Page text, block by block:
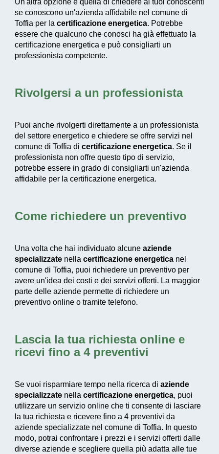
Un'altra opzione è quella di chiedere ai tuoi conoscenti
se conoscono un'azienda affidabile nel comune di
Toffia per la certificazione energetica. Potrebbe
essere che qualcuno che conosci ha già effettuato la
certificazione energetica e può consigliarti un
professionista competente.
Rivolgersi a un professionista
Puoi anche rivolgerti direttamente a un professionista
del settore energetico e chiedere se offre servizi nel
comune di Toffia di certificazione energetica. Se il
professionista non offre questo tipo di servizio,
potrebbe essere in grado di consigliarti un'azienda
affidabile per la certificazione energetica.
Come richiedere un preventivo
Una volta che hai individuato alcune aziende
specializzate nella certificazione energetica nel
comune di Toffia, puoi richiedere un preventivo per
avere un'idea dei costi e dei servizi offerti. La maggior
parte delle aziende permette di richiedere un
preventivo online o tramite telefono.
Lascia la tua richiesta online e
ricevi fino a 4 preventivi
Se vuoi risparmiare tempo nella ricerca di aziende
specializzate nella certificazione energetica, puoi
utilizzare un servizio online che ti consente di lasciare
la tua richiesta e ricevere fino a 4 preventivi da
aziende specializzate nel comune di Toffia. In questo
modo, potrai confrontare i prezzi e i servizi offerti dalle
diverse aziende e scegliere quella più adatta alle tue